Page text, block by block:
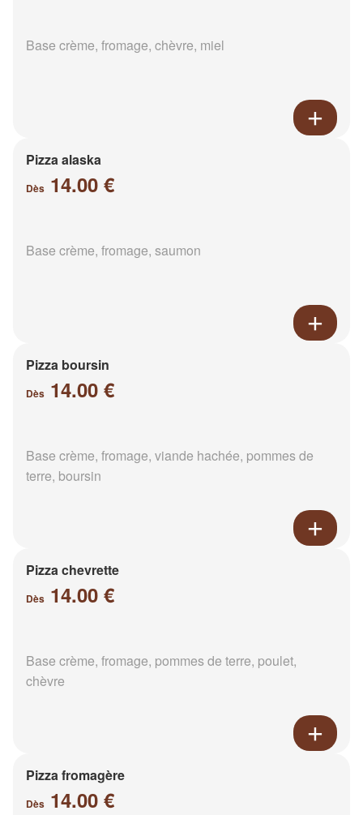
Base crème, fromage, chèvre, miel
Pizza alaska
Dès 14.00 €
Base crème, fromage, saumon
Pizza boursin
Dès 14.00 €
Base crème, fromage, viande hachée, pommes de
terre, boursin
Pizza chevrette
Dès 14.00 €
Base crème, fromage, pommes de terre, poulet,
chèvre
Pizza fromagère
Dès 14.00 €